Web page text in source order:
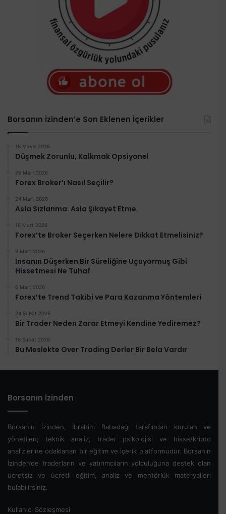
Borsanın İzinden’e Son Eklenen İçerikler
18 Mayıs 2026
Düşmek Zorunlu, Kalkmak Opsiyonel
26 Mart 2026
Forex Broker’ı Nasıl Seçilir?
24 Mart 2026
Asla Sızlanma. Asla Şikayet Etme.
16 Mart 2026
Forex’te Broker Seçerken Nelere Dikkat Etmelisiniz?
9 Mart 2026
İnsanın Düşerken Bir Süreliğine Uçuyormuş Gibi
Hissetmesi Ne Tuhaf
6 Mart 2026
Forex’te Trend Takibi ve Para Kazanma Yöntemleri
24 Şubat 2026
Bir Trader Neden Zarar Etmeyi Kendine Yediremez?
16 Şubat 2026
Bu Meslekte Over Trading Derler Bir Bela Vardır
Borsanın İzinden
Borsanın İzinden, İbrahim Babadağı tarafından kurulan ve
yönetilen; teknik analiz, trader psikolojisi ve hisse/kripto
analizlerine odaklanan bir eğitim ve içerik platformudur. Borsanın
İzinden’de traderların ve yatırımcıların yolculuğuna destek olan
ücretsiz ve ücretli eğitim, analiz ve mentörlük materyalleri
bulabilirsiniz.
Kullanıcı Sözleşmesi